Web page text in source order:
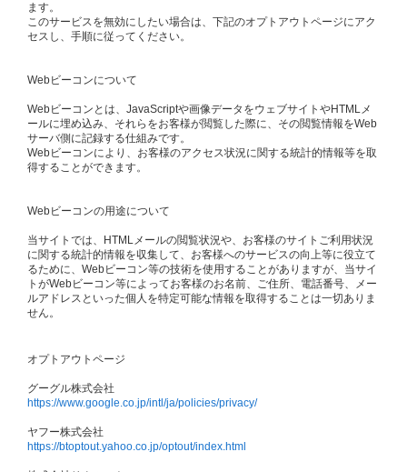
ます。
このサービスを無効にしたい場合は、下記のオプトアウトページにアク
セスし、手順に従ってください。
Webビーコンについて
Webビーコンとは、JavaScriptや画像データをウェブサイトやHTMLメ
ールに埋め込み、それらをお客様が閲覧した際に、その閲覧情報をWeb
サーバ側に記録する仕組みです。
Webビーコンにより、お客様のアクセス状況に関する統計的情報等を取
得することができます。
Webビーコンの用途について
当サイトでは、HTMLメールの閲覧状況や、お客様のサイトご利用状況
に関する統計的情報を収集して、お客様へのサービスの向上等に役立て
るために、Webビーコン等の技術を使用することがありますが、当サイ
トがWebビーコン等によってお客様のお名前、ご住所、電話番号、メー
ルアドレスといった個人を特定可能な情報を取得することは一切ありま
せん。
オプトアウトページ
グーグル株式会社
https://www.google.co.jp/intl/ja/policies/privacy/
ヤフー株式会社
https://btoptout.yahoo.co.jp/optout/index.html